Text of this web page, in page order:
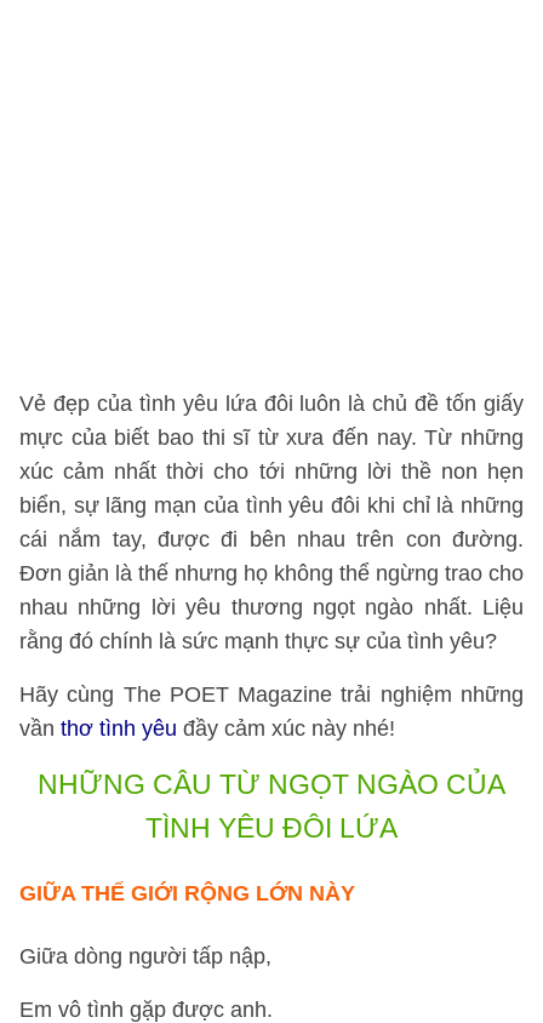
Vẻ đẹp của tình yêu lứa đôi luôn là chủ đề tốn giấy
mực của biết bao thi sĩ từ xưa đến nay. Từ những
xúc cảm nhất thời cho tới những lời thề non hẹn
biển, sự lãng mạn của tình yêu đôi khi chỉ là những
cái nắm tay, được đi bên nhau trên con đường.
Đơn giản là thế nhưng họ không thể ngừng trao cho
nhau những lời yêu thương ngọt ngào nhất. Liệu
rằng đó chính là sức mạnh thực sự của tình yêu?
Hãy cùng The POET Magazine trải nghiệm những
vần thơ tình yêu đầy cảm xúc này nhé!
NHỮNG CÂU TỪ NGỌT NGÀO CỦA
TÌNH YÊU ĐÔI LỨA
GIỮA THẾ GIỚI RỘNG LỚN NÀY
Giữa dòng người tấp nập,
Em vô tình gặp được anh.